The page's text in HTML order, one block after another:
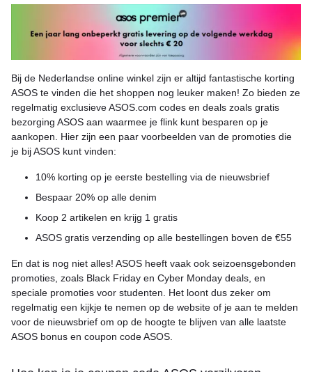
Bij de Nederlandse online winkel zijn er altijd fantastische korting
ASOS te vinden die het shoppen nog leuker maken! Zo bieden ze
regelmatig exclusieve ASOS.com codes en deals zoals gratis
bezorging ASOS aan waarmee je flink kunt besparen op je
aankopen. Hier zijn een paar voorbeelden van de promoties die
je bij ASOS kunt vinden:
10% korting op je eerste bestelling via de nieuwsbrief
Bespaar 20% op alle denim
Koop 2 artikelen en krijg 1 gratis
ASOS gratis verzending op alle bestellingen boven de €55
En dat is nog niet alles! ASOS heeft vaak ook seizoensgebonden
promoties, zoals Black Friday en Cyber Monday deals, en
speciale promoties voor studenten. Het loont dus zeker om
regelmatig een kijkje te nemen op de website of je aan te melden
voor de nieuwsbrief om op de hoogte te blijven van alle laatste
ASOS bonus en coupon code ASOS.